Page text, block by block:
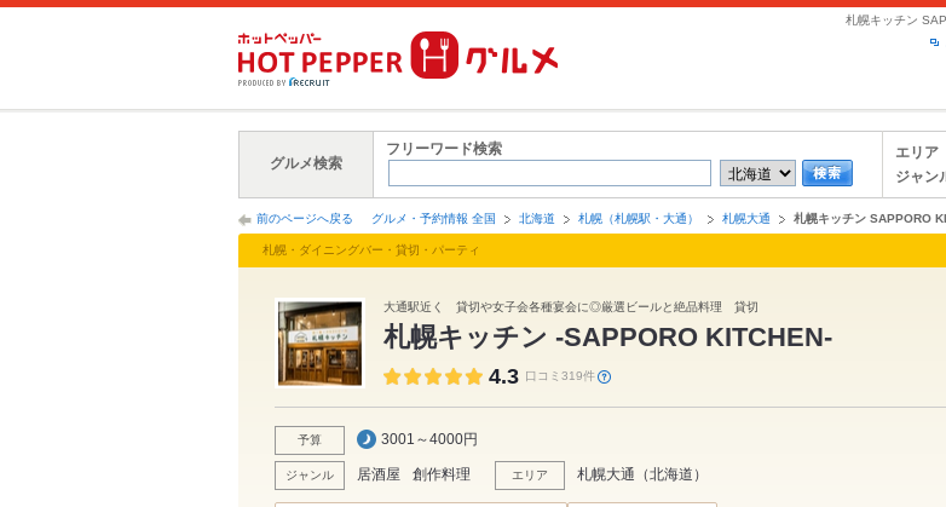
札幌キッチン
グルメ検索
フリーワード検索 エリア
ジャン
前のページへ戻る グルメ・予約情報 全国 北海道 札幌（札幌駅・大通） 札幌大通 札幌キッチン SAPPORO
札幌・ダイニングバー・貸切・パーティ
大通駅近く 貸切や女子会各種宴会に◎厳選ビールと絶品料理 貸切
札幌キッチン ‐SAPPORO KITCHEN‐
4.3 口コミ319件
予算 3001～4000円
ジャンル 居酒屋 創作料理 エリア 札幌大通 （北海道 ）